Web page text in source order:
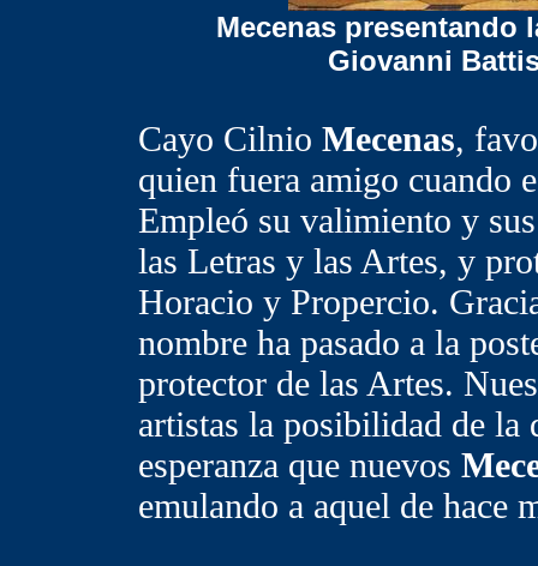
Mecenaspresentando
Giovanni
Cayo Cilnio Mecenas,
quien fuera amigo cuando
Empleó su valimiento y
las Letras y las Artes, y
Horacio y Propercio.
nombre ha pasado a la
protector de las Artes.
artistas la posibilidad de la
esperanza que nuevos
emulando a aquel de hace